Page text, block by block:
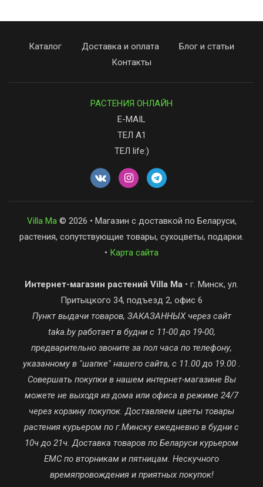
Каталог Доставка и оплата
Блог и статьи
Контакты
РАСТЕНИЯ ОНЛАЙН
E-MAIL
ТЕЛ А1
ТЕЛ life:)
Villa Ma © 2026 • Магазин с доставкой по Беларуси,
растения, сопутствующие товары, сухоцветы, подарки.
• Карта сайта
Интернет-магазин растений Villa Ma • г. Минск, ул.
Притыцкого 34, подъезд 2, офис 6
Пункт выдачи товаров, ЗАКАЗАННЫХ через сайт
taka.by работает в будни с 11-00 до 19-00,
предварительно звоните за пол часа по телефону,
указанному в "шапке" нашего сайта, с 11.00 до 19.00 .
Совершать покупки в нашем интернет-магазине Вы
можете не выходя из дома или офиса в режиме 24/7
через корзину покупок. Доставляем цветы товары
растения курьером по г.Минску ежедневно в будни с
10ч до 21ч. Доставка товаров по Беларуси курьером
ЕМС по вторникам и пятницам. Нескучного
времяпровождения и приятных покупок!